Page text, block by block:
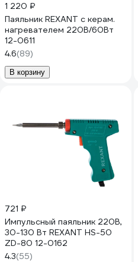
1 220 ₽
Паяльник REXANT с керам.
нагревателем 220В/60Вт
12-0611
4.6(89)
В корзину
721 ₽
Импульсный паяльник 220В,
30-130 Вт REXANT HS-50
ZD-80 12-0162
4.3(55)